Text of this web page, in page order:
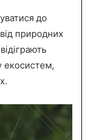
до
природних
екосистем,